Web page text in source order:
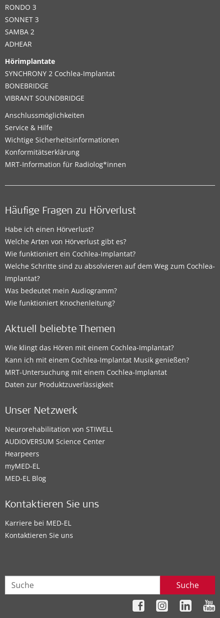
RONDO 3
SONNET 3
SAMBA 2
ADHEAR
Hörimplantate
SYNCHRONY 2 Cochlea-Implantat
BONEBRIDGE
VIBRANT SOUNDBRIDGE
Anschlussmöglichkeiten
Service & Hilfe
Wichtige Sicherheitsinformationen
Konformitätserklärung
MRT-Information für Radiolog*innen
Häufige Fragen zu Hörverlust
Habe ich einen Hörverlust?
Welche Arten von Hörverlust gibt es?
Wie funktioniert ein Cochlea-Implantat?
Welche Schritte sind zu absolvieren auf dem Weg zum Cochlea-
Implantat?
Was bedeutet mein Audiogramm?
Wie funktioniert Knochenleitung?
Aktuell beliebte Themen
Wie klingt das Hören mit einem Cochlea-Implantat?
Kann ich mit einem Cochlea-Implantat Musik genießen?
MRT-Untersuchung mit einem Cochlea-Implantat
Daten zur Produktzuverlässigkeit
Unser Netzwerk
Neurorehabilitation von STIWELL
AUDIOVERSUM Science Center
Hearpeers
myMED‑EL
MED-EL Blog
Kontaktieren Sie uns
Karriere bei MED-EL
Kontaktieren Sie uns
Suche